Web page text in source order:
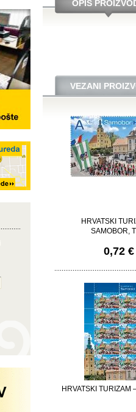
OPIS
VEZANI
HRVATSKI
SAMOBOR,
0,72 €
HRVATSKI TURIZAM